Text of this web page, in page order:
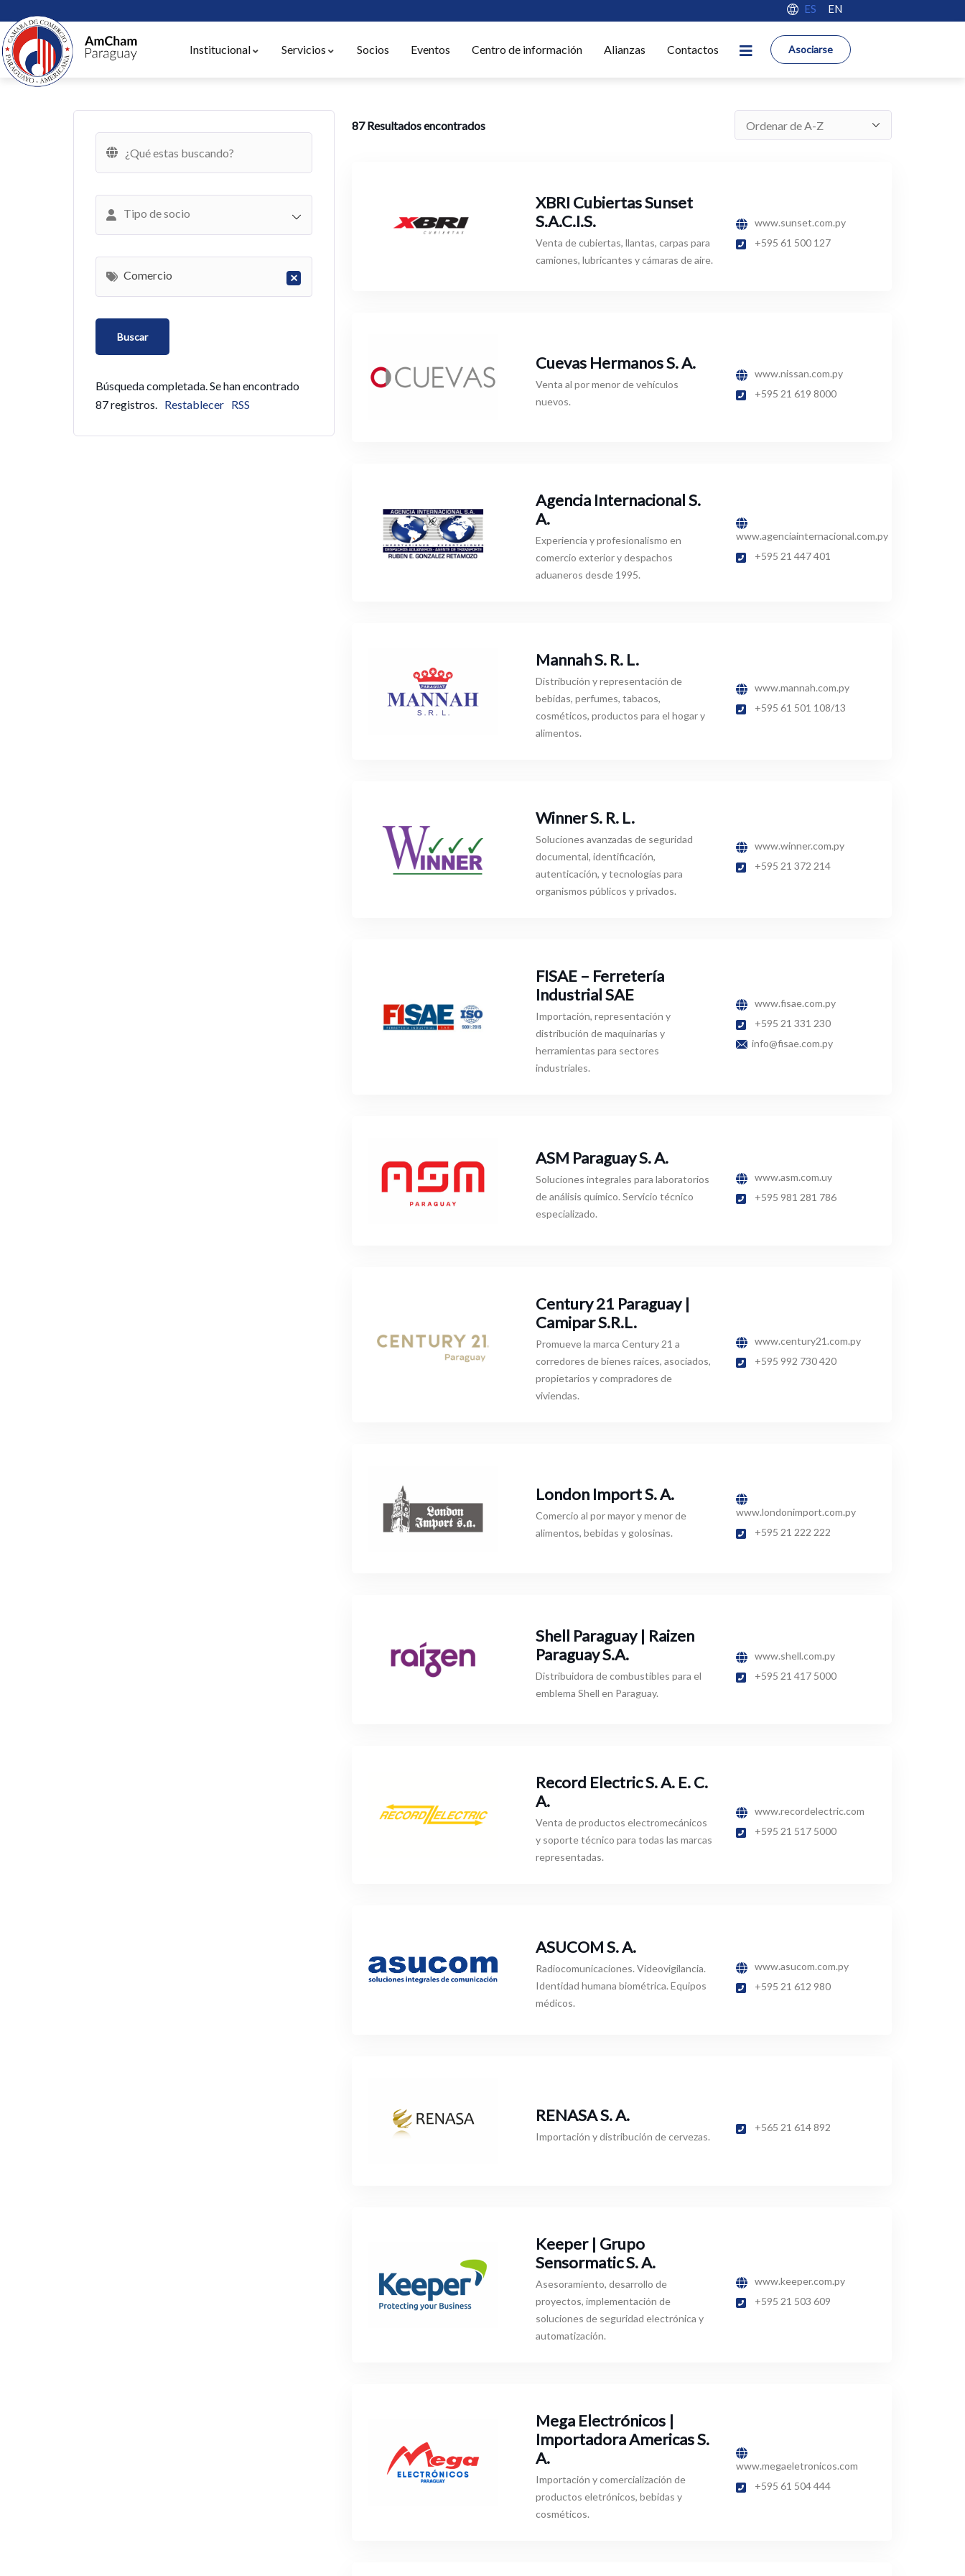
Institucional Servicios Socios Eventos Centro de información Alianzas Contactos
ES EN
Asociarse
Tipo de socio
×
Comercio
Búsqueda completada. Se han encontrado
87 registros. Restablecer RSS
87Resultados encontrados
XBRI Cubiertas Sunset
S.A.C.I.S.
Venta de cubiertas, llantas, carpas para
camiones, lubricantes y cámaras de aire.
www.sunset.com.py
+595 61 500 127
Cuevas Hermanos S. A.
Venta al por menor de vehículos
nuevos.
www.nissan.com.py
+595 21 619 8000
Agencia Internacional S.
A.
Experiencia y profesionalismo en
comercio exterior y despachos
aduaneros desde 1995.
www.agenciainternacional.com.py
+595 21 447 401
Mannah S. R. L.
Distribución y representación de
bebidas, perfumes, tabacos,
cosméticos, productos para el hogar y
alimentos.
www.mannah.com.py
+595 61 501 108/13
Winner S. R. L.
Soluciones avanzadas de seguridad
documental, identificación,
autenticación, y tecnologías para
organismos públicos y privados.
www.winner.com.py
+595 21 372 214
FISAE – Ferretería
Industrial SAE
Importación, representación y
distribución de maquinarias y
herramientas para sectores
industriales.
www.fisae.com.py
+595 21 331 230
info@fisae.com.py
ASM Paraguay S. A.
Soluciones integrales para laboratorios
de análisis químico. Servicio técnico
especializado.
www.asm.com.uy
+595 981 281 786
Century 21 Paraguay |
Camipar S.R.L.
Promueve la marca Century 21 a
corredores de bienes raíces, asociados,
propietarios y compradores de
viviendas.
www.century21.com.py
+595 992 730 420
London Import S. A.
Comercio al por mayor y menor de
alimentos, bebidas y golosinas.
www.londonimport.com.py
+595 21 222 222
Shell Paraguay | Raizen
Paraguay S.A.
Distribuidora de combustibles para el
emblema Shell en Paraguay.
www.shell.com.py
+595 21 417 5000
Record Electric S. A. E. C.
A.
Venta de productos electromecánicos
y soporte técnico para todas las marcas
representadas.
www.recordelectric.com
+595 21 517 5000
ASUCOM S. A.
Radiocomunicaciones. Videovigilancia.
Identidad humana biométrica. Equipos
médicos.
www.asucom.com.py
+595 21 612 980
RENASA S. A.
Importación y distribución de cervezas.
+565 21 614 892
Keeper | Grupo
Sensormatic S. A.
Asesoramiento, desarrollo de
proyectos, implementación de
soluciones de seguridad electrónica y
automatización.
www.keeper.com.py
+595 21 503 609
Mega Electrónicos |
Importadora Americas S.
A.
Importación y comercialización de
productos eletrónicos, bebidas y
cosméticos.
www.megaeletronicos.com
+595 61 504 444